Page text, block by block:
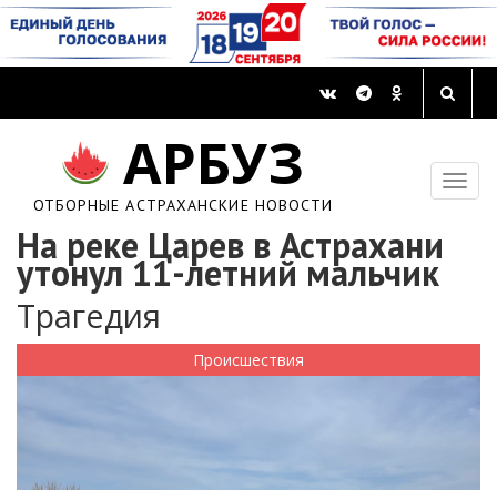
АРБУЗ
ОТБОРНЫЕ АСТРАХАНСКИЕ НОВОСТИ
На реке Царев в Астрахани
утонул 11-летний мальчик
Трагедия
Происшествия